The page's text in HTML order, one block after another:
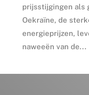
prijsstijgingen als
Oekraïne, de
energieprijzen,
naweeën van de...